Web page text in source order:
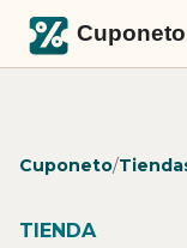
Cuponeto/
TIENDA